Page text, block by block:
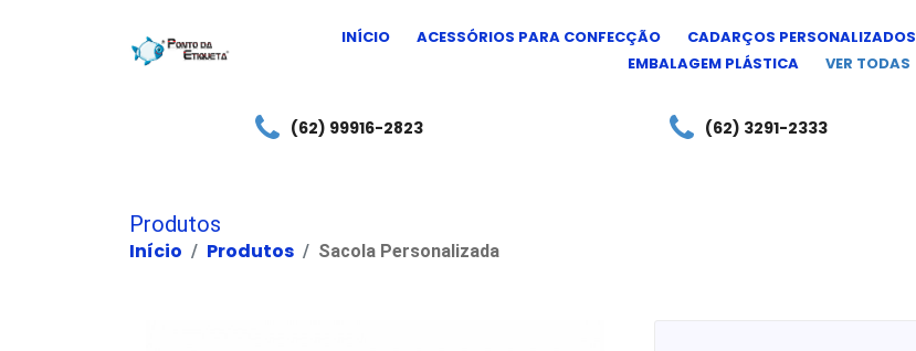
INÍCIO ACESSÓRIOS PARA CONFECÇÃO CADARÇOS PERSONALIZADOS
EMBALAGEM PLÁSTICA
VER TODAS
(62) 99916-2823 (62) 3291-2333
Produtos
Início Produtos Sacola Personalizada